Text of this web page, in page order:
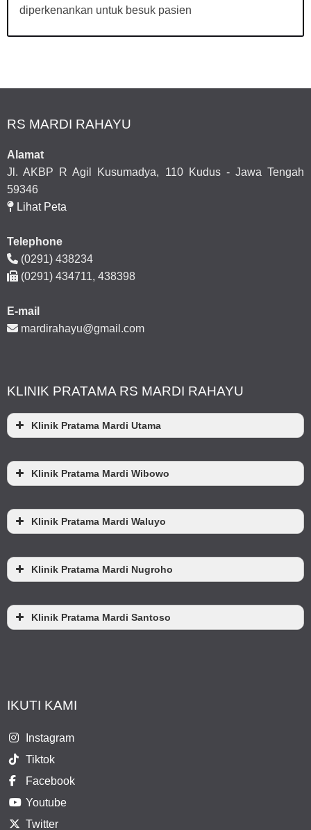
diperkenankan untuk besuk pasien
RS MARDI RAHAYU
Alamat
Jl. AKBP R Agil Kusumadya, 110 Kudus - Jawa Tengah
59346
Lihat Peta
Telephone
(0291) 438234
(0291) 434711, 438398
E-mail
mardirahayu@gmail.com
KLINIK PRATAMA RS MARDI RAHAYU
Klinik Pratama Mardi Utama
Klinik Pratama Mardi Wibowo
Klinik Pratama Mardi Waluyo
Klinik Pratama Mardi Nugroho
Klinik Pratama Mardi Santoso
IKUTI KAMI
Instagram
Tiktok
Facebook
Youtube
Twitter